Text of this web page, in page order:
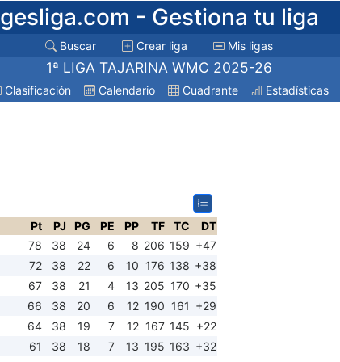
gesliga.com - Gestiona tu liga
Buscar Crear liga Mis ligas
1ª LIGA TAJARINA WMC 2025-26
Clasificación Calendario Cuadrante Estadísticas
Pt PJ PG PE PP TF TC
DT
78 38 24 6 8 206 159 +47
72 38 22 6 10 176 138 +38
67 38 21 4 13 205 170 +35
66 38 20 6 12 190 161 +29
64 38 19 7 12 167 145 +22
61 38 18 7 13 195 163 +32